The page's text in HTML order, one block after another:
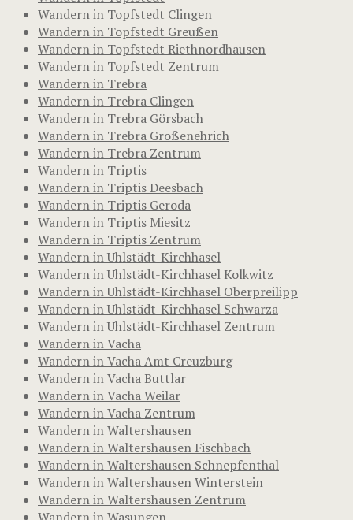
Wandern in Topfstedt Clingen
Wandern in Topfstedt Greußen
Wandern in Topfstedt Riethnordhausen
Wandern in Topfstedt Zentrum
Wandern in Trebra
Wandern in Trebra Clingen
Wandern in Trebra Görsbach
Wandern in Trebra Großenehrich
Wandern in Trebra Zentrum
Wandern in Triptis
Wandern in Triptis Deesbach
Wandern in Triptis Geroda
Wandern in Triptis Miesitz
Wandern in Triptis Zentrum
Wandern in Uhlstädt-Kirchhasel
Wandern in Uhlstädt-Kirchhasel Kolkwitz
Wandern in Uhlstädt-Kirchhasel Oberpreilipp
Wandern in Uhlstädt-Kirchhasel Schwarza
Wandern in Uhlstädt-Kirchhasel Zentrum
Wandern in Vacha
Wandern in Vacha Amt Creuzburg
Wandern in Vacha Buttlar
Wandern in Vacha Weilar
Wandern in Vacha Zentrum
Wandern in Waltershausen
Wandern in Waltershausen Fischbach
Wandern in Waltershausen Schnepfenthal
Wandern in Waltershausen Winterstein
Wandern in Waltershausen Zentrum